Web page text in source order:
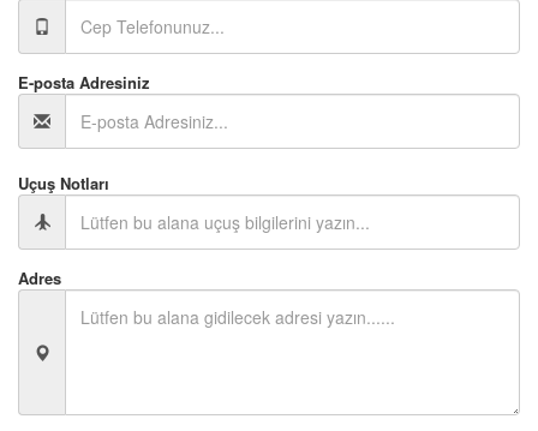
E-posta Adresiniz
Uçuş Notları
Adres